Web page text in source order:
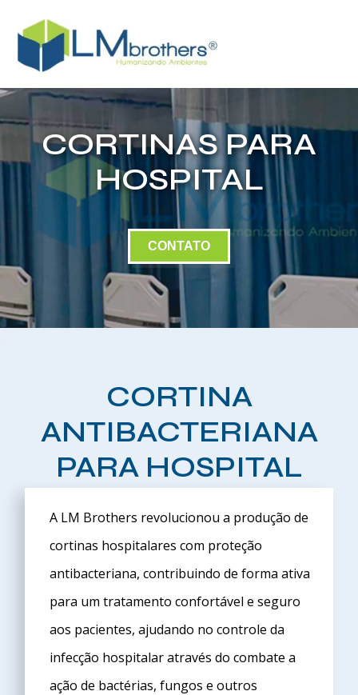
CORTINAS PARA
HOSPITAL
CONTATO
CORTINA
ANTIBACTERIANA
PARA HOSPITAL
A LM Brothers revolucionou a produção de
cortinas hospitalares com proteção
antibacteriana, contribuindo de forma ativa
para um tratamento confortável e seguro
aos pacientes, ajudando no controle da
infecção hospitalar através do combate a
ação de bactérias, fungos e outros